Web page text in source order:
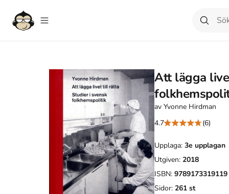
Att lägga
av Yvonne Hirdman
4.7
(6)
Upplaga: 3e upplagan
Utgiven: 2018
ISBN: 9789173319119
Sidor: 261 st